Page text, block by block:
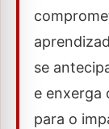
se
e enxerga
para o